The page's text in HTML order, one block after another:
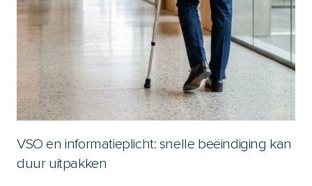
VSO en informatieplicht: snelle beëindiging kan
duur uitpakken